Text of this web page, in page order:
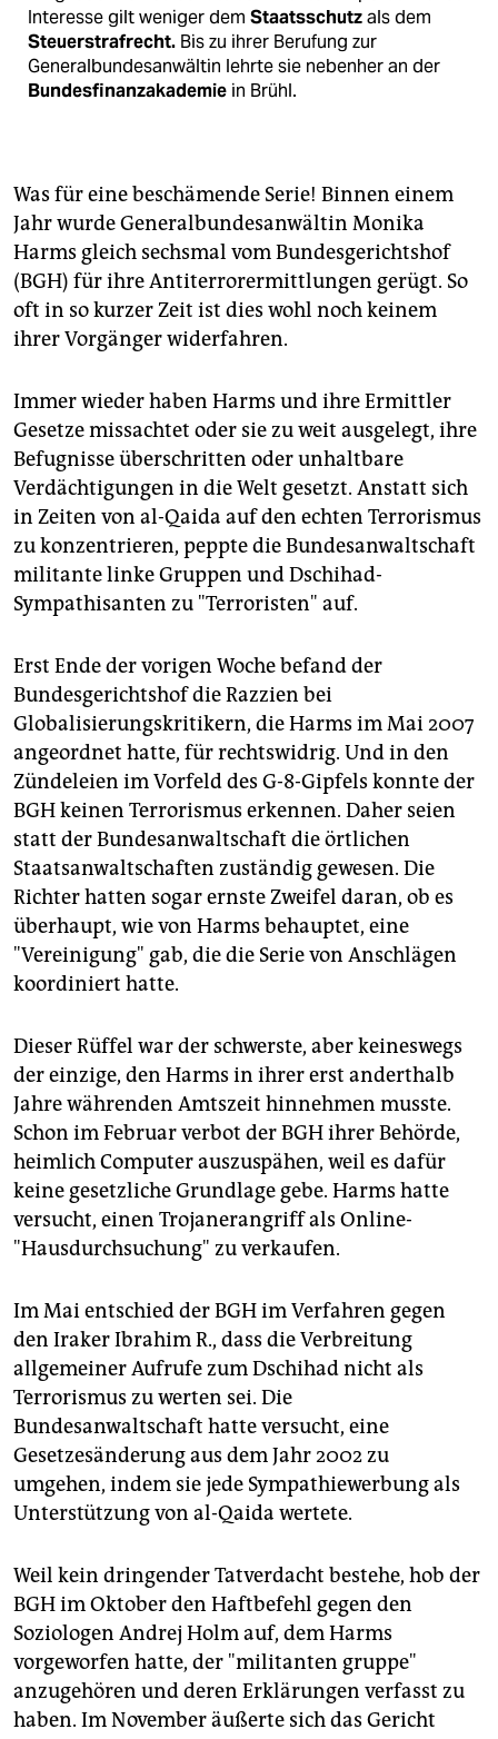
Interesse gilt weniger dem Staatsschutzals dem
Steuerstrafrecht. Bis zu ihrer Berufung zur
Generalbundesanwältin lehrte sie nebenher an der
Bundesfinanzakademie in Brühl.
Was für eine beschämende Serie! Binnen einem
Jahr wurde Generalbundesanwältin Monika
Harms gleich sechsmal vom Bundesgerichtshof
(BGH) für ihre Antiterrorermittlungen gerügt. So
oft in so kurzer Zeit ist dies wohl noch keinem
ihrer Vorgänger widerfahren.
Immer wieder haben Harms und ihre Ermittler
Gesetze missachtet oder sie zu weit ausgelegt, ihre
Befugnisse überschritten oder unhaltbare
Verdächtigungen in die Welt gesetzt. Anstatt sich
in Zeiten von al-Qaida auf den echten Terrorismus
zu konzentrieren, peppte die Bundesanwaltschaft
militante linke Gruppen und Dschihad-
Sympathisanten zu "Terroristen" auf.
Erst Ende der vorigen Woche befand der
Bundesgerichtshof die Razzien bei
Globalisierungskritikern, die Harms im Mai 2007
angeordnet hatte, für rechtswidrig. Und in den
Zündeleien im Vorfeld des G-8-Gipfels konnte der
BGH keinen Terrorismus erkennen. Daher seien
statt der Bundesanwaltschaft die örtlichen
Staatsanwaltschaften zuständig gewesen. Die
Richter hatten sogar ernste Zweifel daran, ob es
überhaupt, wie von Harms behauptet, eine
"Vereinigung" gab, die die Serie von Anschlägen
koordiniert hatte.
Dieser Rüffel war der schwerste, aber keineswegs
der einzige, den Harms in ihrer erst anderthalb
Jahre währenden Amtszeit hinnehmen musste.
Schon im Februar verbot der BGH ihrer Behörde,
heimlich Computer auszuspähen, weil es dafür
keine gesetzliche Grundlage gebe. Harms hatte
versucht, einen Trojanerangriff als Online-
"Hausdurchsuchung" zu verkaufen.
Im Mai entschied der BGH im Verfahren gegen
den Iraker Ibrahim R., dass die Verbreitung
allgemeiner Aufrufe zum Dschihad nicht als
Terrorismus zu werten sei. Die
Bundesanwaltschaft hatte versucht, eine
Gesetzesänderung aus dem Jahr 2002 zu
umgehen, indem sie jede Sympathiewerbung als
Unterstützung von al-Qaida wertete.
Weil kein dringender Tatverdacht bestehe, hob der
BGH im Oktober den Haftbefehl gegen den
Soziologen Andrej Holm auf, dem Harms
vorgeworfen hatte, der "militanten gruppe"
anzugehören und deren Erklärungen verfasst zu
haben. Im November äußerte sich das Gericht